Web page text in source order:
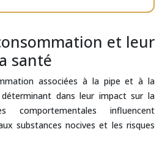
et leur
santé
associées à la pipe et à la
dans leur impact sur la
comportementales influencent
substances nocives et les risques